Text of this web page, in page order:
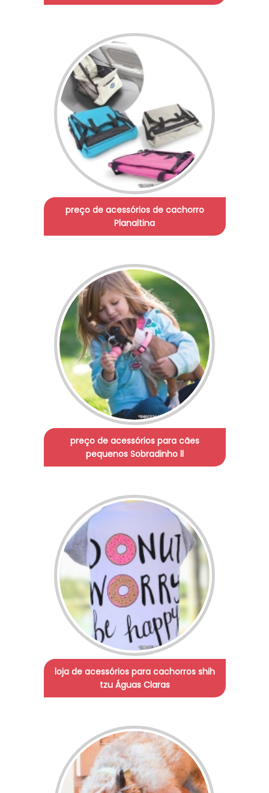
preço de acessórios de cachorro
Planaltina
preço de acessórios para cães
pequenos Sobradinho ll
loja de acessórios para cachorros shih
tzu Águas Claras